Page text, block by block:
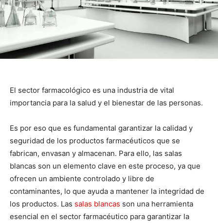
El sector farmacológico es una industria de vital
importancia para la salud y el bienestar de las personas.
Es por eso que es fundamental garantizar la calidad y
seguridad de los productos farmacéuticos que se
fabrican, envasan y almacenan. Para ello, las salas
blancas son un elemento clave en este proceso, ya que
ofrecen un ambiente controlado y libre de
contaminantes, lo que ayuda a mantener la integridad de
los productos. Las salas blancas son una herramienta
esencial en el sector farmacéutico para garantizar la